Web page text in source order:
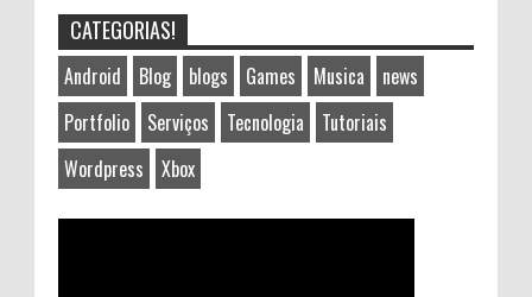
CATEGORIAS!
Android Blog blogs Games Musica
news
Portfolio
Serviços Tecnologia
Tutoriais
Wordpress
Xbox